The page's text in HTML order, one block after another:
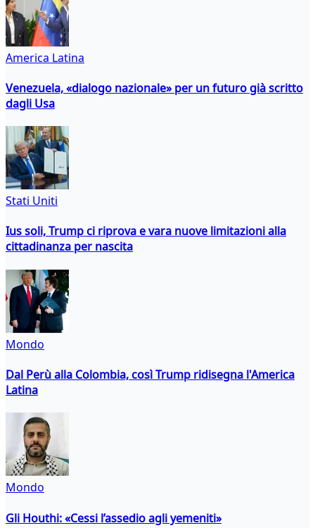
America Latina
Venezuela, «dialogo nazionale» per un futuro già scritto
dagli Usa
Stati Uniti
Ius soli, Trump ci riprova e vara nuove limitazioni alla
cittadinanza per nascita
Mondo
Dal Perù alla Colombia, così Trump ridisegna l'America
Latina
Mondo
Gli Houthi: «Cessi l’assedio agli yemeniti»